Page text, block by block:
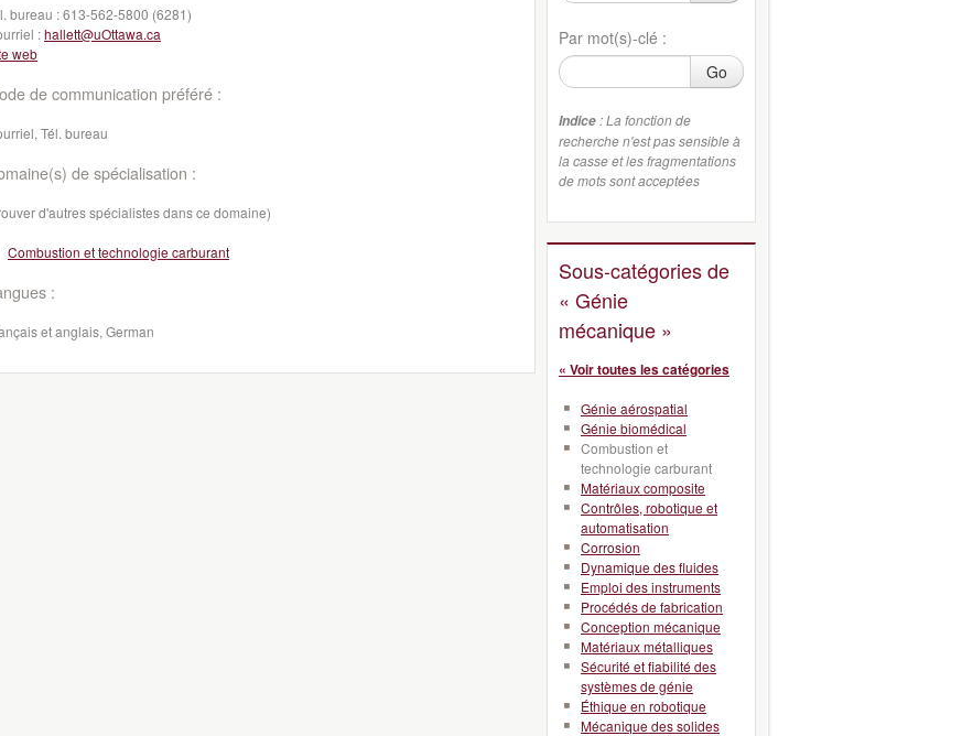
bureau :613-562-5800 (6281)
:hallett@uOttawa.ca
web
de communication préféré :
Tél. bureau
de spécialisation :
d'autres spécialistes dans ce domaine)
Combustion et technologie carburant
:
et anglais, German
Par mot(s)-clé :
Go
Indice : La fonction de
recherche n'est pas sensible à
la casse et les fragmentations
de mots sont acceptées
Sous-catégories de
« Génie
mécanique »
« Voir toutes les catégories
Génie aérospatial
Génie biomédical
Combustion et
technologie carburant
Matériaux composite
Contrôles, robotique et
automatisation
Corrosion
Dynamique des fluides
Emploi des instruments
Procédés de fabrication
Conception mécanique
Matériaux métalliques
Sécurité et fiabilité des
systèmes de génie
Éthique en robotique
Mécanique des solides